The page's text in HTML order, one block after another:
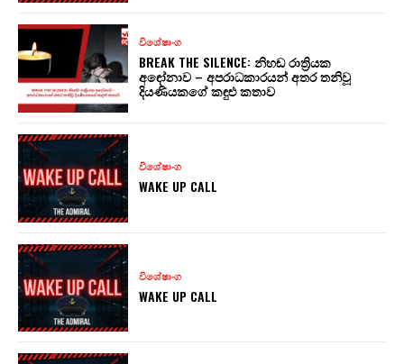
විශේෂාංග
BREAK THE SILENCE: නිහඬ රාත්‍රියක
අඳෝනාව – අපරාධකාරයන් අතර තනිවූ
දියණියකගේ කඳුළු කතාව
විශේෂාංග
WAKE UP CALL
විශේෂාංග
WAKE UP CALL